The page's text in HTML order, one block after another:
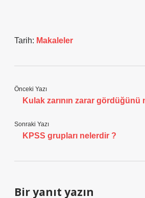
Tarih: Makaleler
Önceki Yazı
Kulak zarının zarar gördüğünü
Sonraki Yazı
KPSS grupları nelerdir ?
Bir yanıt yazın